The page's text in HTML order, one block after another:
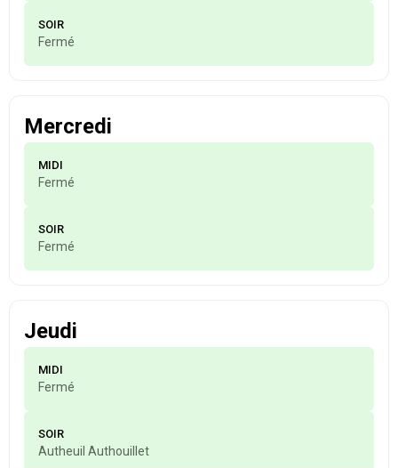
SOIR
Fermé
Mercredi
MIDI
Fermé
SOIR
Fermé
Jeudi
MIDI
Fermé
SOIR
Autheuil Authouillet